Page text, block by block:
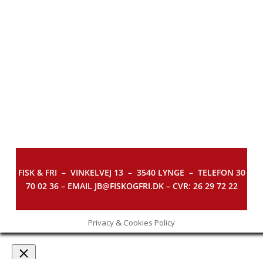
FISK & FRI – VINKELVEJ 13 – 3540 LYNGE – TELEFON 30
70 02 36 – EMAIL JB@FISKOGFRI.DK – CVR: 26 29 72 22
Privacy & Cookies Policy